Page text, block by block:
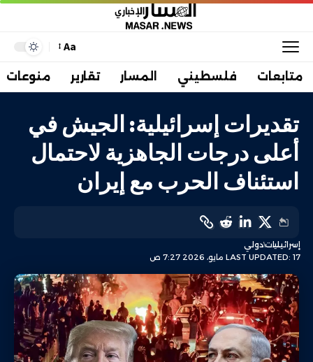
Aa
متابعات فلسطيني المسار تقارير منوعات
تقديرات إسرائيلية: الجيش في
أعلى درجات الجاهزية لاحتمال
استئناف الحرب مع إيران
LAST UPDATED: 17 مايو، 2026 7:27 ص
إسرائيلياتدولي